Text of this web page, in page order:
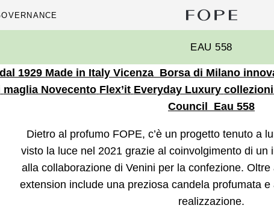
Fope
Group
EAU 558
dal 1929 Made in Italy Vicenza Borsa di Milano
maglia Novecento Flex’it Everyday Luxury collezioni
Council Eau 558
Dietro al profumo FOPE, c’è un progetto tenuto a
visto la luce nel 2021 grazie al coinvolgimento di un
alla collaborazione di Venini per la confezione. Oltre
extension include una preziosa candela profumata
realizzazione.